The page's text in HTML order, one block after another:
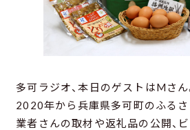
多可ラジオ、本日のゲストはMさん
2020年から兵庫県多可町のふるさ
業者さんの取材や返礼品の公開、